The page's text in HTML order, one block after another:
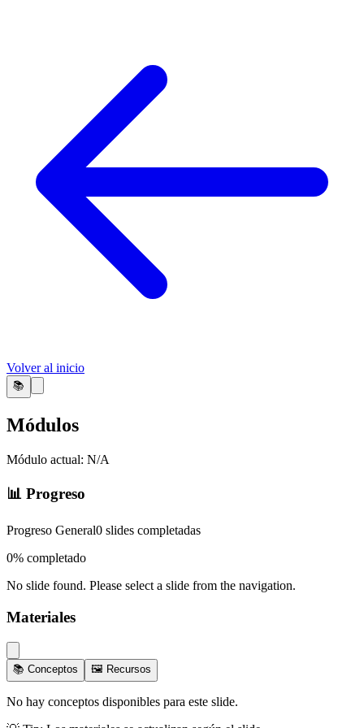
Volver al inicio
📚
Módulos
Módulo actual: N/A
📊 Progreso
Progreso General0 slides completadas
0% completado
No slide found. Please select a slide from the navigation.
Materiales
📚 Conceptos 🖼️ Recursos
No hay conceptos disponibles para este slide.